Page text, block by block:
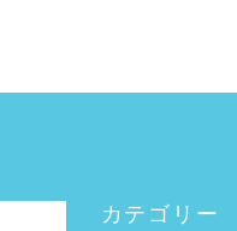
カテゴリー